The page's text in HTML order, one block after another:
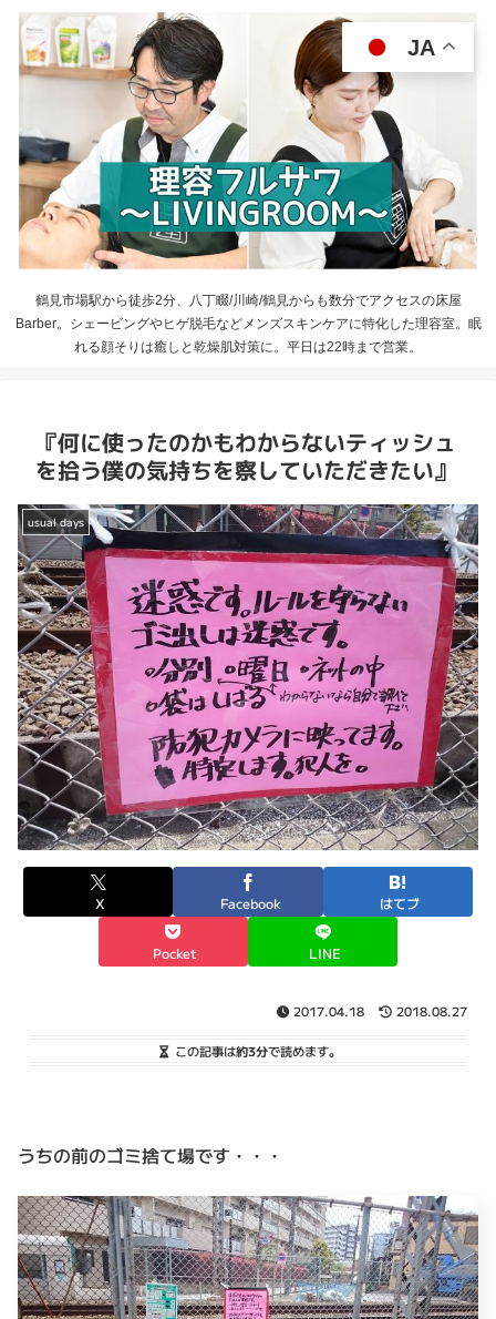
鶴見市場駅から徒歩2分、八丁畷/川崎/鶴見からも数分でアクセスの床屋
Barber。シェービングやヒゲ脱毛などメンズスキンケアに特化した理容室。眠
れる顔そりは癒しと乾燥肌対策に。平日は22時まで営業。
『何に使ったのかもわからないティッシュ
を拾う僕の気持ちを察していただきたい』
usual days
X Facebook はてブ
Pocket LINE
2017.04.18 2018.08.27
この記事は約3分で読めます。
うちの前のゴミ捨て場です・・・
JA